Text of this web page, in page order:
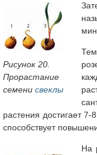
Рисунок 20.
Прорастание
семени свеклы
растения достигает
способствует
На